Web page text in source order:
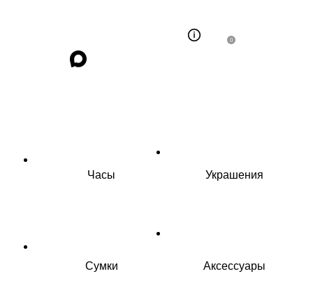
0
Часы Украшения
Сумки Аксессуары